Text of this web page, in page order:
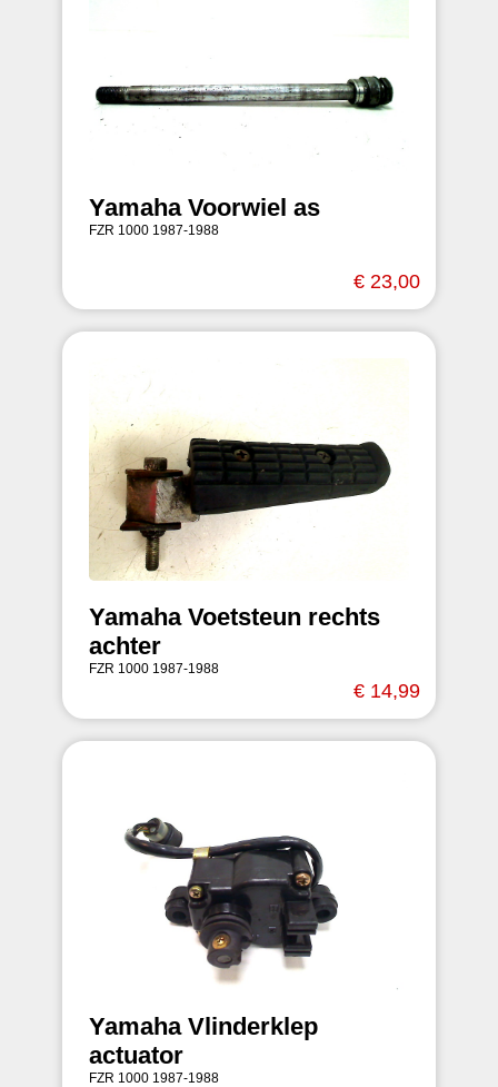
Yamaha Voorwiel as
FZR 1000 1987-1988
€ 23,00
Yamaha Voetsteun rechts
achter
FZR 1000 1987-1988
€ 14,99
Yamaha Vlinderklep
actuator
FZR 1000 1987-1988